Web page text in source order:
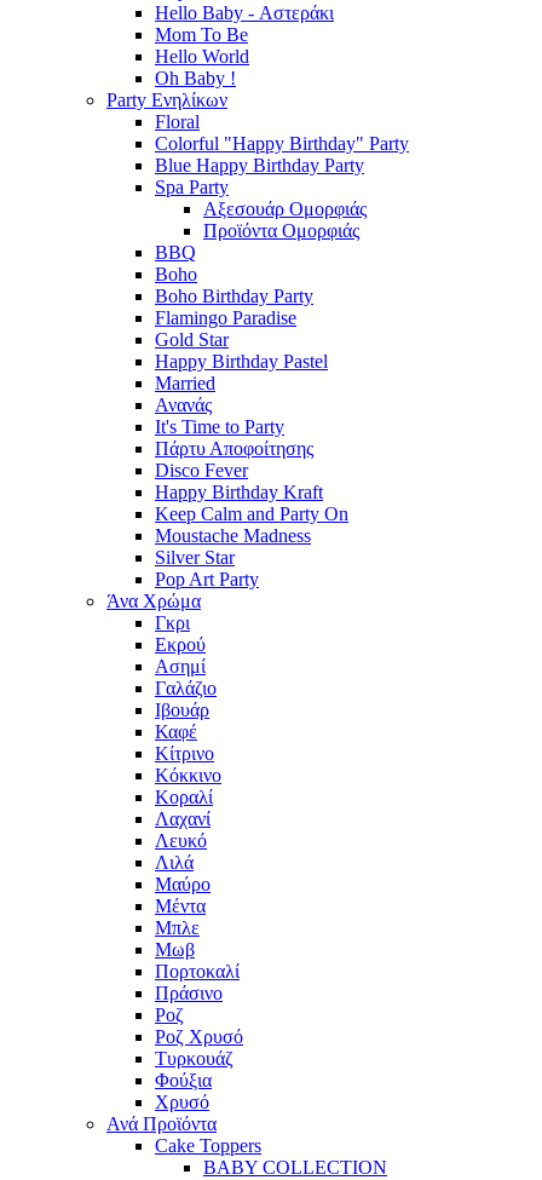
Hello Baby - Αστεράκι
Mom To Be
Hello World
Oh Baby !
Party Ενηλίκων
Floral
Colorful "Happy Birthday" Party
Blue Happy Birthday Party
Spa Party
Αξεσουάρ Ομορφιάς
Προϊόντα Ομορφιάς
BBQ
Boho
Boho Birthday Party
Flamingo Paradise
Gold Star
Happy Birthday Pastel
Married
Ανανάς
It's Time to Party
Πάρτυ Αποφοίτησης
Disco Fever
Happy Birthday Kraft
Keep Calm and Party On
Moustache Madness
Silver Star
Pop Art Party
Άνα Χρώμα
Γκρι
Εκρού
Ασημί
Γαλάζιο
Ιβουάρ
Καφέ
Κίτρινο
Κόκκινο
Κοραλί
Λαχανί
Λευκό
Λιλά
Μαύρο
Μέντα
Μπλε
Μωβ
Πορτοκαλί
Πράσινο
Ροζ
Ροζ Χρυσό
Τυρκουάζ
Φούξια
Χρυσό
Ανά Προϊόντα
Cake Toppers
BABY COLLECTION